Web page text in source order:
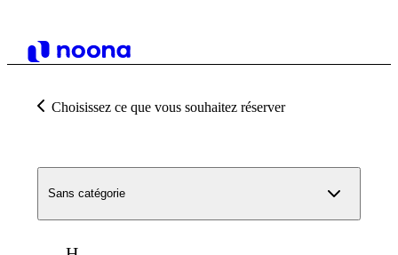
Choisissez ce que vous souhaitez réserver
Sans catégorie